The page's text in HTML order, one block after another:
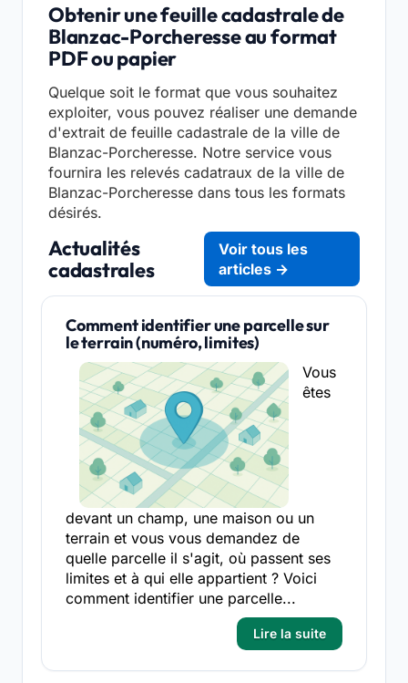
Obtenir une feuille cadastrale de
Blanzac-Porcheresse au format
PDF ou papier
Quelque soit le format que vous souhaitez
exploiter, vous pouvez réaliser une demande
d'extrait de feuille cadastrale de la ville de
Blanzac-Porcheresse. Notre service vous
fournira les relevés cadatraux de la ville de
Blanzac-Porcheresse dans tous les formats
désirés.
Actualités
cadastrales
Voir tous les
articles →
Comment identifier une parcelle sur
le terrain (numéro, limites)
Vous
êtes
devant un champ, une maison ou un
terrain et vous vous demandez de
quelle parcelle il s'agit, où passent ses
limites et à qui elle appartient ? Voici
comment identifier une parcelle...
Lire la suite